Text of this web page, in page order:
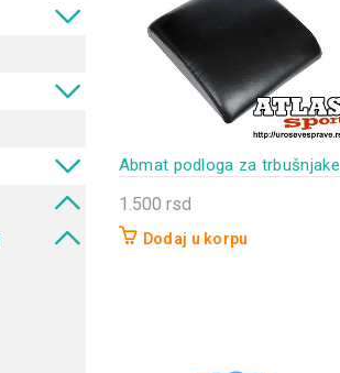
Abmat podloga za trbušnjake
1.500 rsd
Dodaj u korpu